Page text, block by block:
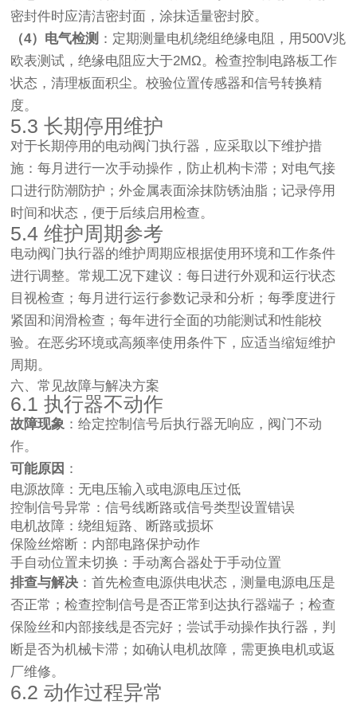
密封件时应清洁密封面，涂抹适量密封胶。
（4）电气检测 ：定期测量电机绕组绝缘电阻，用500V兆
欧表测试，绝缘电阻应大于2MΩ。检查控制电路板工作
状态，清理板面积尘。校验位置传感器和信号转换精
度。
5.3 长期停用维护
对于长期停用的电动阀门执行器，应采取以下维护措
施：每月进行一次手动操作，防止机构卡滞；对电气接
口进行防潮防护；外金属表面涂抹防锈油脂；记录停用
时间和状态，便于后续启用检查。
5.4 维护周期参考
电动阀门执行器的维护周期应根据使用环境和工作条件
进行调整。常规工况下建议：每日进行外观和运行状态
目视检查；每月进行运行参数记录和分析；每季度进行
紧固和润滑检查；每年进行全面的功能测试和性能校
验。在恶劣环境或高频率使用条件下，应适当缩短维护
周期。
六、常见故障与解决方案
6.1 执行器不动作
故障现象 ：给定控制信号后执行器无响应，阀门不动
作。
可能原因 ：
电源故障：无电压输入或电源电压过低
控制信号异常：信号线断路或信号类型设置错误
电机故障：绕组短路、断路或损坏
保险丝熔断：内部电路保护动作
手自动位置未切换：手动离合器处于手动位置
排查与解决 ：首先检查电源供电状态，测量电源电压是
否正常；检查控制信号是否正常到达执行器端子；检查
保险丝和内部接线是否完好；尝试手动操作执行器，判
断是否为机械卡滞；如确认电机故障，需更换电机或返
厂维修。
6.2 动作过程异常